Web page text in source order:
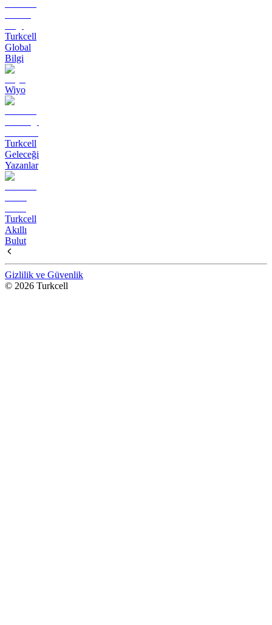
Turkcell
Global
Bilgi
Wiyo
Turkcell
Geleceği
Yazanlar
Turkcell
Akıllı
Bulut
Gizlilik ve Güvenlik
© 2026 Turkcell